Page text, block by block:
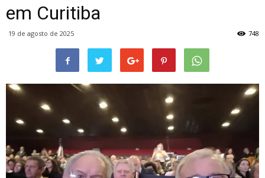
em Curitiba
19 de agosto de 2025 748